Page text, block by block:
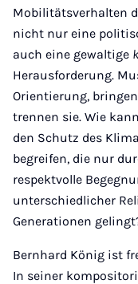
Mobilitätsverhalten
nicht nur eine
auch eine gewaltige
Herausforderung.
Orientierung,
trennen sie. Wie
den Schutz des
begreifen, die nur
respektvolle
unterschiedlicher
Generationen
Bernhard König ist
In seiner